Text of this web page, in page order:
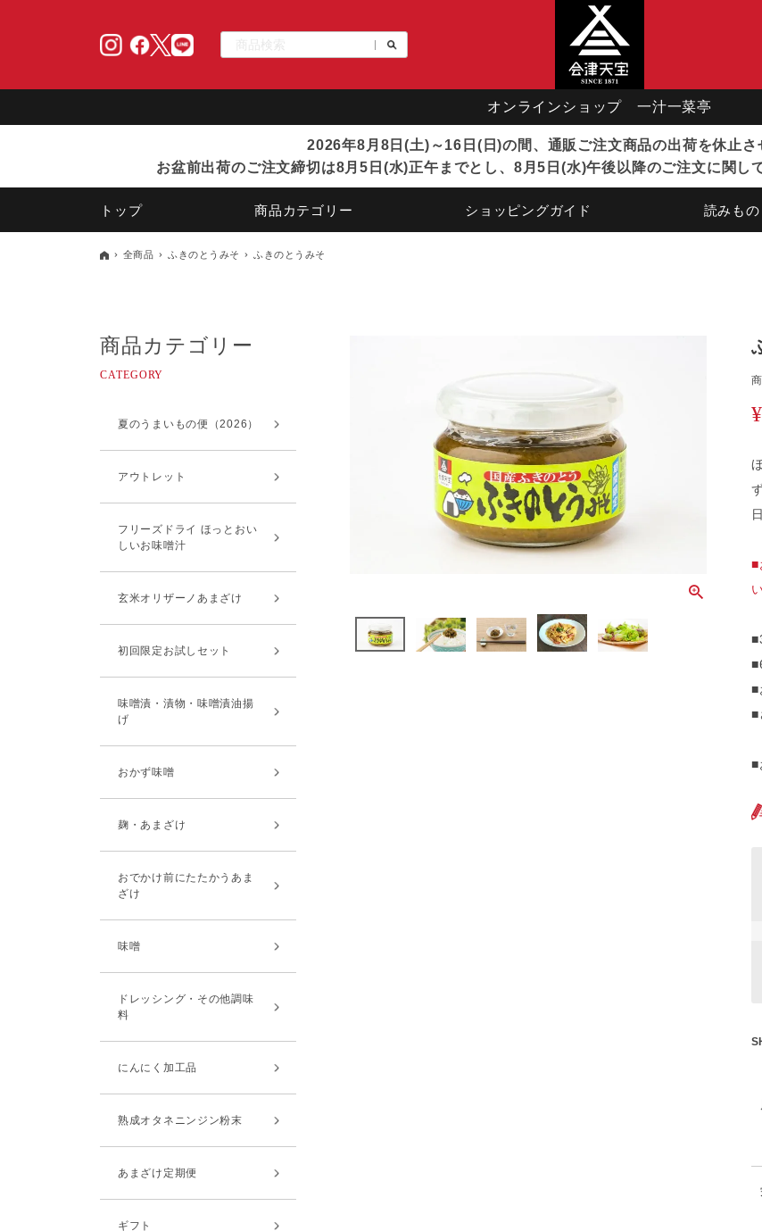
オンラインショップ 一汁一菜亭
2026年8月8日(土)～16日(日)の間、通販ご注文商品の出荷を休止さ
お盆前出荷のご注文締切は8月5日(水)正午までとし、8月5日(水)午後以降のご注文に関し
トップ 商品カテゴリー ショッピングガイド 読みもの
全商品 ふきのとうみそ ふきのとうみそ
商品カテゴリー
夏のうまいもの便（2026）
アウトレット
フリーズドライ ほっとおい
しいお味噌汁
玄米オリザーノあまざけ
初回限定お試しセット
味噌漬・漬物・味噌漬油揚
げ
おかず味噌
麹・あまざけ
おでかけ前にたたかうあま
ざけ
味噌
ドレッシング・その他調味
料
にんにく加工品
熟成オタネニンジン粉末
あまざけ定期便
ギフト
¥
■
■
■
■